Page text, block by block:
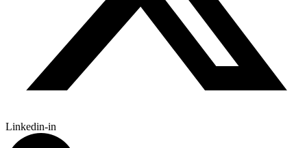
Linkedin-in